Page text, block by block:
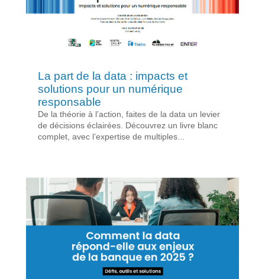
La part de la data : impacts et
solutions pour un numérique
responsable
De la théorie à l’action, faites de la data un levier
de décisions éclairées. Découvrez un livre blanc
complet, avec l’expertise de multiples...